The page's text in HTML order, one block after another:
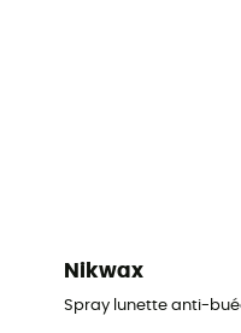
Nikwax
Spray lunette anti-